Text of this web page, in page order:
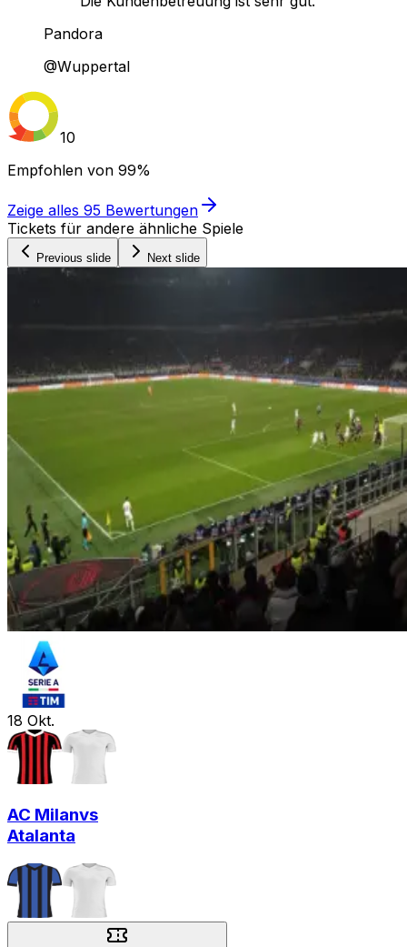
Pandora
@Wuppertal
10
Empfohlen von 99%
Zeige alles 95 Bewertungen
Tickets für andere ähnliche Spiele
Previous slide Next slide
18 Okt.
AC Milanvs
Atalanta